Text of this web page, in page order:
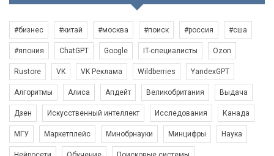
#бизнес #китай #москва #поиск #россия #сша
#япония ChatGPT Google IT-специалисты Ozon
Rustore VK VK Реклама Wildberries YandexGPT
Алгоритмы Алиса Апдейт Великобритания Выдача
Дзен Искусственный интеллект Исследования Канада
МГУ Маркетплейс Минобрнауки Минцифры Наука